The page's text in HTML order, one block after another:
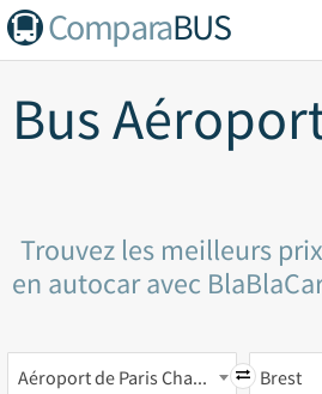
ComparaBUS
Bus
Trouvez les meilleurs
en autocar avec
Aéroport de Paris Charles-de-Gaulle CDG Brest